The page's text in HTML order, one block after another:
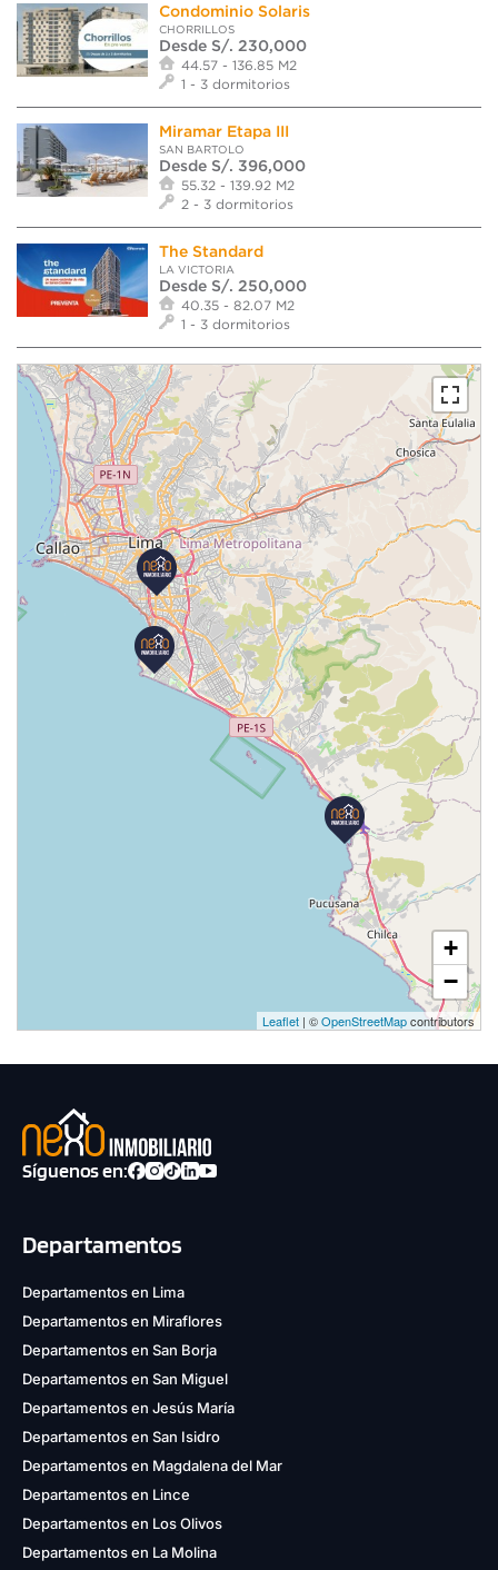
Condominio Solaris
CHORRILLOS
Desde S/. 230,000
44.57 - 136.85 M2
1 - 3 dormitorios
Miramar Etapa III
SAN BARTOLO
Desde S/. 396,000
55.32 - 139.92 M2
2 - 3 dormitorios
The Standard
LA VICTORIA
Desde S/. 250,000
40.35 - 82.07 M2
1 - 3 dormitorios
+
−
Leaflet | ©OpenStreetMapcontributors
Síguenos en:
Departamentos
Departamentos en Lima
Departamentos en Miraflores
Departamentos en San Borja
Departamentos en San Miguel
Departamentos en Jesús María
Departamentos en San Isidro
Departamentos en Magdalena del Mar
Departamentos en Lince
Departamentos en Los Olivos
Departamentos en La Molina